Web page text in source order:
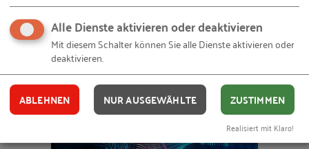
ERFAHREN SIE MEHR
Alle Dienste aktivieren oder deaktivieren
Mit diesem Schalter können Sie alle Dienste aktivieren oder
deaktivieren.
ABLEHNEN NUR AUSGEWÄHLTE ZUSTIMMEN
Realisiert mit Klaro!